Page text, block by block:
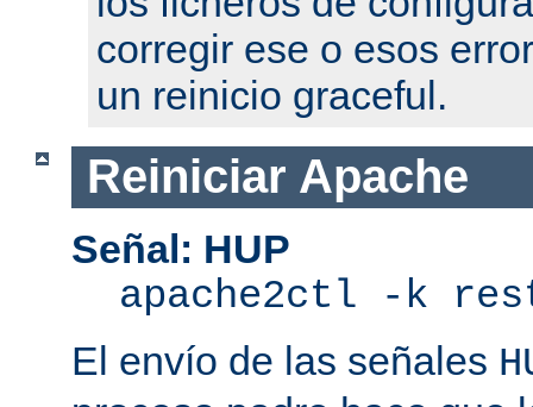
corregir ese o esos
un reinicio graceful.
Reiniciar Apache
Señal: HUP
apache2ctl -k
El envío de las señales